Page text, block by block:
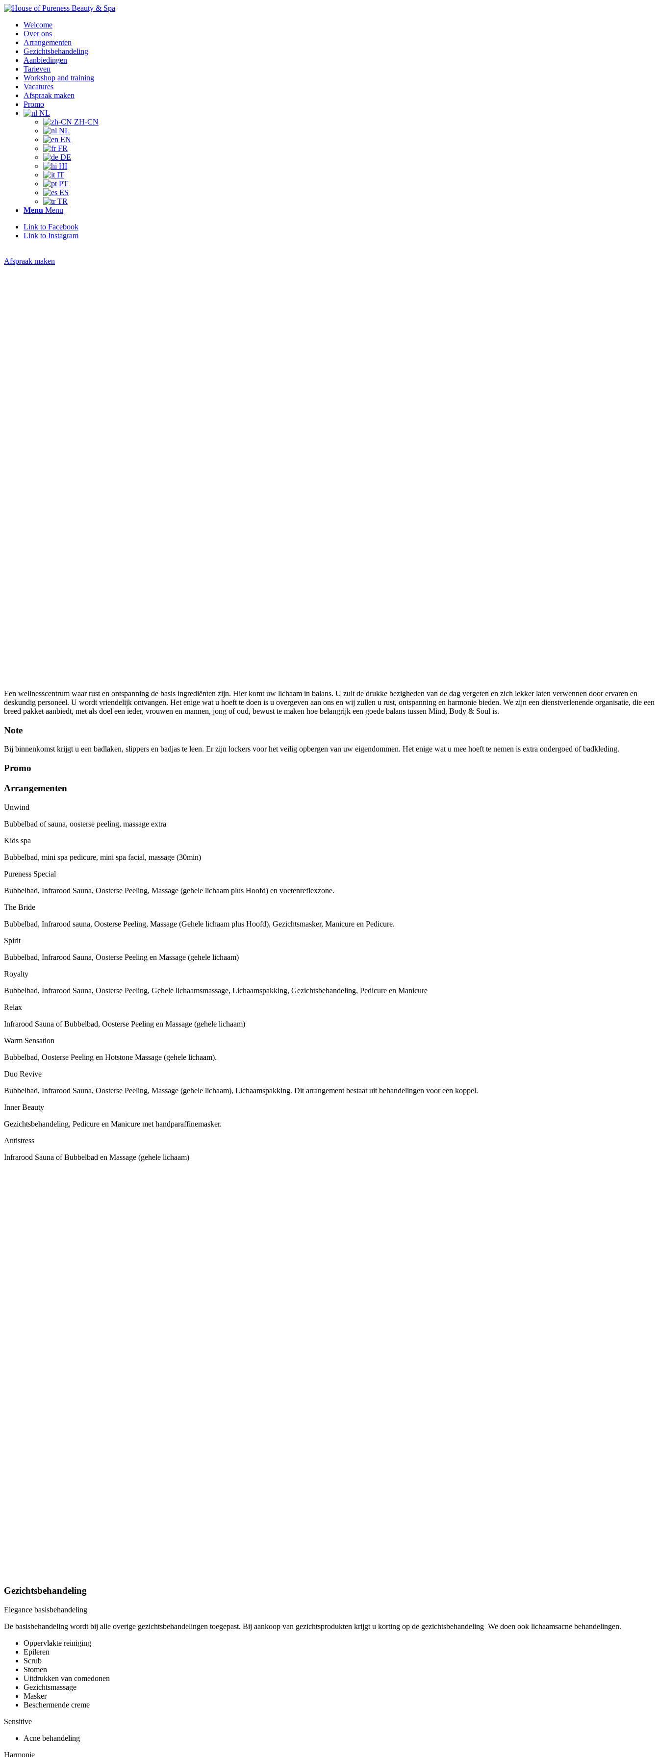
Welcome
Over ons
Arrangementen
Gezichtsbehandeling
Aanbiedingen
Tarieven
Workshop and training
Vacatures
Afspraak maken
Promo
NL
ZH-CN
NL
EN
FR
DE
HI
IT
PT
ES
TR
Menu Menu
Link to Facebook
Link to Instagram
Afspraak maken
Een wellnesscentrum waar rust en ontspanning de basis ingrediënten zijn. Hier komt uw lichaam in balans. U zult de drukke bezigheden van de dag vergeten en zich lekker laten verwennen door ervaren en
deskundig personeel. U wordt vriendelijk ontvangen. Het enige wat u hoeft te doen is u overgeven aan ons en wij zullen u rust, ontspanning en harmonie bieden. We zijn een dienstverlenende organisatie, die een
breed pakket aanbiedt, met als doel een ieder, vrouwen en mannen, jong of oud, bewust te maken hoe belangrijk een goede balans tussen Mind, Body & Soul is.
Note
Bij binnenkomst krijgt u een badlaken, slippers en badjas te leen. Er zijn lockers voor het veilig opbergen van uw eigendommen. Het enige wat u mee hoeft te nemen is extra ondergoed of badkleding.
Promo
Arrangementen
Unwind
Bubbelbad of sauna, oosterse peeling, massage extra
Kids spa
Bubbelbad, mini spa pedicure, mini spa facial, massage (30min)
Pureness Special
Bubbelbad, Infrarood Sauna, Oosterse Peeling, Massage (gehele lichaam plus Hoofd) en voetenreflexzone.
The Bride
Bubbelbad, Infrarood sauna, Oosterse Peeling, Massage (Gehele lichaam plus Hoofd), Gezichtsmasker, Manicure en Pedicure.
Spirit
Bubbelbad, Infrarood Sauna, Oosterse Peeling en Massage (gehele lichaam)
Royalty
Bubbelbad, Infrarood Sauna, Oosterse Peeling, Gehele lichaamsmassage, Lichaamspakking, Gezichtsbehandeling, Pedicure en Manicure
Relax
Infrarood Sauna of Bubbelbad, Oosterse Peeling en Massage (gehele lichaam)
Warm Sensation
Bubbelbad, Oosterse Peeling en Hotstone Massage (gehele lichaam).
Duo Revive
Bubbelbad, Infrarood Sauna, Oosterse Peeling, Massage (gehele lichaam), Lichaamspakking. Dit arrangement bestaat uit behandelingen voor een koppel.
Inner Beauty
Gezichtsbehandeling, Pedicure en Manicure met handparaffinemasker.
Antistress
Infrarood Sauna of Bubbelbad en Massage (gehele lichaam)
Gezichtsbehandeling
Elegance basisbehandeling
De basisbehandeling wordt bij alle overige gezichtsbehandelingen toegepast. Bij aankoop van gezichtsprodukten krijgt u korting op de gezichtsbehandeling We doen ook lichaamsacne behandelingen.
Oppervlakte reiniging
Epileren
Scrub
Stomen
Uitdrukken van comedonen
Gezichtsmassage
Masker
Beschermende creme
Sensitive
Acne behandeling
Harmonie